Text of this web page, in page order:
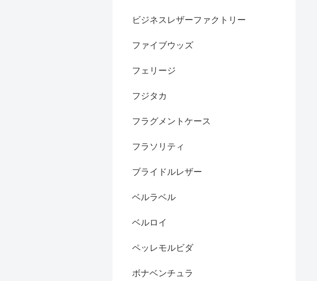
ビジネスレザーファクトリー
ファイブウッズ
フェリージ
フジタカ
フラグメントケース
フラソリティ
ブライドルレザー
ベルラベル
ベルロイ
ペッレモルビダ
ボナベンチュラ